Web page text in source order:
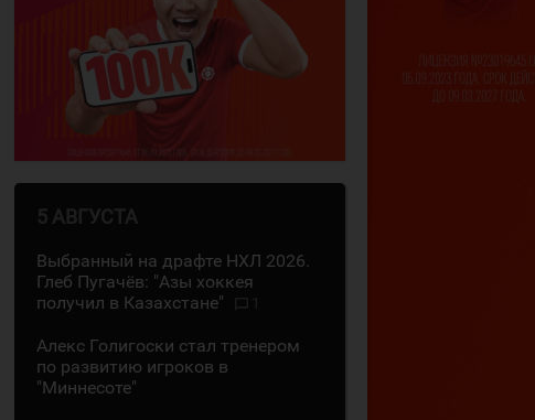
5 АВГУСТА
Выбранный на драфте НХЛ 2026.
Глеб Пугачёв: "Азы хоккея
получил в Казахстане"
Алекс Голигоски стал тренером
по развитию игроков в
"Миннесоте"